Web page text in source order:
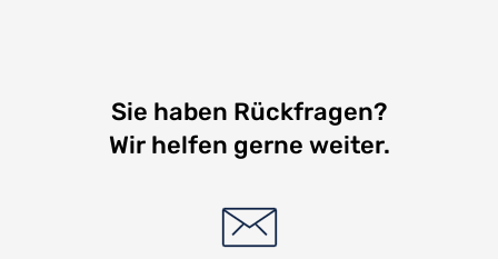
Sie haben Rückfragen?
Wir helfen gerne weiter.